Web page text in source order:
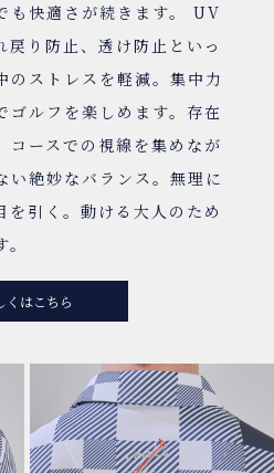
も快適さが続きます。 UV
戻り防止、透け防止といっ
のストレスを軽減。集中力
ゴルフを楽しめます。存在
コースでの視線を集めなが
い絶妙なバランス。無理に
を引く。動ける大人のため
くはこちら